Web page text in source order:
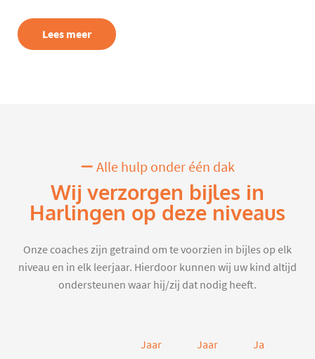
Lees meer
Alle hulp onder één dak
Wij verzorgen bijles in
Harlingen op deze niveaus
Onze coaches zijn getraind om te voorzien in bijles op elk
niveau en in elk leerjaar. Hierdoor kunnen wij uw kind altijd
ondersteunen waar hij/zij dat nodig heeft.
Jaar
Jaar
Jaar